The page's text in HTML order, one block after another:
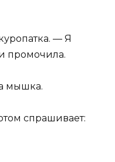
— Я
промочила.
мышка.
спрашивает: